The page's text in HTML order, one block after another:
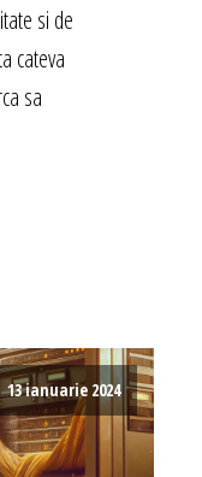
si de
cateva
sa
13 ianuarie 2024